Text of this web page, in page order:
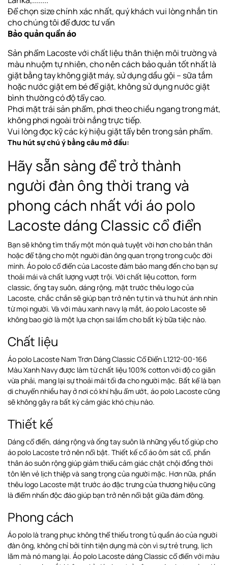
Để chọn size chính xác nhất, quý khách vui lòng nhắn tin
cho chúng tôi để đươc tư vấn
Bảo quản quần áo
Sản phẩm Lacoste với chất liệu thân thiện môi trường và
màu nhuộm tự nhiên, cho nên cách bảo quản tốt nhất là
giặt bằng tay không giặt máy, sử dụng dầu gội – sữa tắm
hoặc nước giặt em bé để giặt, không sử dụng nước giặt
bình thường có độ tẩy cao.
Phơi mặt trái sản phẩm, phơi theo chiều ngangtrong mát,
không phơi ngoài tròi nắng trực tiếp.
Vui lòng đọc kỹ các ký hiệu giặt tẩy bên trong sản phẩm.
Thu hút sự chú ý bằng câu mở đầu:
Hãy sẵn sàng để trở thành
người đàn ông thời trang và
phong cách nhất với áo polo
Lacoste dáng Classic cổ điển
Bạn sẽ không tìm thấy một món quà tuyệt vời hơn cho bản thân
hoặc để tặng cho một người đàn ông quan trọng trong cuộc đời
mình. Áo polo cổ điển của Lacoste đảm bảo mang đến cho bạn sự
thoải mái và chất lượng vượt trội. Với chất liệu cotton, form
classic, ống tay suôn, dáng rộng, mặt trước thêu logo của
Lacoste, chắc chắn sẽ giúp bạn trở nên tự tin và thu hút ánh nhìn
từ mọi người. Và với màu xanh navy lạ mắt, áo polo Lacoste sẽ
không bao giờ là một lựa chọn sai lầm cho bất kỳ bữa tiệc nào.
Chất liệu
Áo polo Lacoste Nam Trơn Dáng Classic Cổ Điển L1212-00-166
Màu Xanh Navy được làm từ chất liệu 100% cotton với độ co giãn
vừa phải, mang lại sự thoải mái tối đa cho người mặc. Bất kể là bạn
di chuyển nhiều hay ở nơi có khí hậu ẩm ướt, áo polo Lacoste cũng
sẽ không gây ra bất kỳ cảm giác khó chịu nào.
Thiết kế
Dáng cổ điển, dáng rộng và ống tay suôn là những yếu tố giúp cho
áo polo Lacoste trở nên nổi bật. Thiết kế cổ áo ôm sát cổ, phần
thân áo suôn rộng giúp giảm thiểu cảm giác chật chội đồng thời
tôn lên vẻ lịch thiệp và sang trọng của người mặc. Hơn nữa, phần
thêu logo Lacoste mặt trước áo đặc trưng của thương hiệu cũng
là điểm nhấn độc đáo giúp bạn trở nên nổi bật giữa đám đông.
Phong cách
Áo polo là trang phục không thể thiếu trong tủ quần áo của người
đàn ông, không chỉ bởi tính tiện dụng mà còn vì sự trẻ trung, lịch
lãm mà nó mang lại. Áo polo Lacoste dáng Classic cổ điển với màu